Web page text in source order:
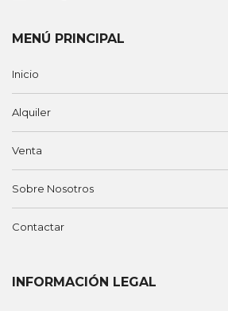
MENÚ PRINCIPAL
Inicio
Alquiler
Venta
Sobre Nosotros
Contactar
INFORMACIÓN LEGAL